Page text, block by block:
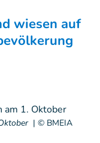
wiesen auf
| © BMEIA